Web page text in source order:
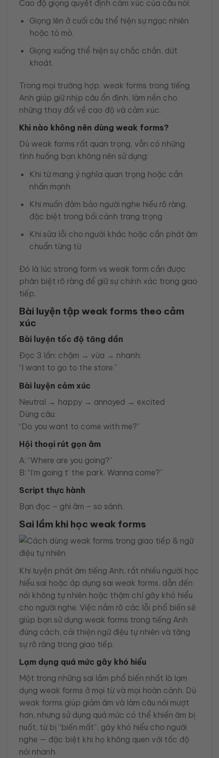
Cao độ giọng quyết định cảm xúc của câu nói:
Giọng lên ở cuối câu thể hiện sự ngạc nhiên
hoặc tò mò.
Giọng xuống thể hiện sự chắc chắn, dứt
khoát.
Trong mọi trường hợp, weak forms trong tiếng
Anh giúp giữ nhịp câu ổn định, làm nền cho
những thay đổi về cao độ và cảm xúc.
Khi nào không nên dùng weak forms?
Dù weak forms rất quan trọng, vẫn có những
tình huống bạn không nên sử dụng:
Khi từ mang ý nghĩa quan trọng hoặc cần
nhấn mạnh
Khi muốn đảm bảo người nghe hiểu rõ ràng,
đặc biệt trong bối cảnh trang trọng
Khi sửa lỗi cho người khác hoặc cần phát âm
chuẩn từng từ
Đó là lúc strong form vs weak form cần được
phân biệt rõ ràng để giữ sự chính xác trong giao
tiếp.
Bài luyện tập weak forms theo cảm
xúc
Bài luyện tốc độ tăng dần
Đọc 3 lần: chậm → vừa → nhanh:
“I want to go to the store.”
Bài luyện cảm xúc
Neutral → happy → annoyed → excited
Dùng câu:
“Do you want to come with me?”
Hội thoại rút gọn âm
A: “Where are you going?”
B: “I’m going t’ the park. Wanna come?”
Script thực hành
Bạn đọc – ghi âm – so sánh.
Sai lầm khi học weak forms
Khi luyện phát âm tiếng Anh, rất nhiều người học
hiểu sai hoặc áp dụng sai weak forms, dẫn đến
nói không tự nhiên hoặc thậm chí gây khó hiểu
cho người nghe. Việc nắm rõ các lỗi phổ biến sẽ
giúp bạn sử dụng weak forms trong tiếng Anh
đúng cách, cải thiện ngữ điệu tự nhiên và tăng
sự rõ ràng trong giao tiếp.
Lạm dụng quá mức gây khó hiểu
Một trong những sai lầm phổ biến nhất là lạm
dụng weak forms ở mọi từ và mọi hoàn cảnh. Dù
weak forms giúp giảm âm và làm câu nói mượt
hơn, nhưng sử dụng quá mức có thể khiến âm bị
nuốt, từ bị “biến mất”, gây khó hiểu cho người
nghe — đặc biệt khi họ không quen với tốc độ
nói nhanh.